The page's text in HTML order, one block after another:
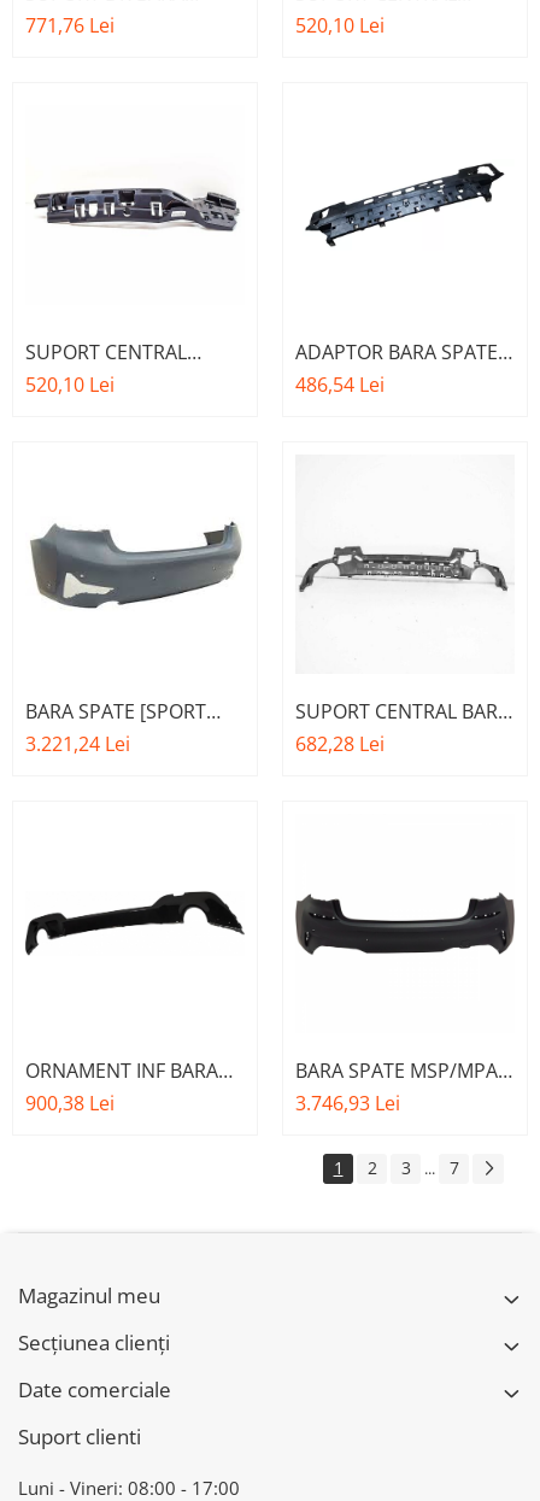
SPATE PE ARIPA O.E.
771,76 Lei
SUPERIOR STG BARA
520,10 Lei
SUPORT CENTRAL
SUPERIOR DR BARA
520,10 Lei
ADAPTOR BARA SPATE
O.E. 51127428024 -
486,54 Lei
BARA SPATE [SPORT
PDC/PMA] O.E.
3.221,24 Lei
SUPORT CENTRAL BARA
SPATE M O.E.
682,28 Lei
ORNAMENT INF BARA
SPATE MSP O.E.
900,38 Lei
BARA SPATE MSP/MPA
PDC O.E. 51128099904 -
(G20/G21)
3.746,93 Lei
1 2 3 ... 7
Magazinul meu
Secțiunea clienți
Date comerciale
Suport clienti
Luni - Vineri: 08:00 - 17:00